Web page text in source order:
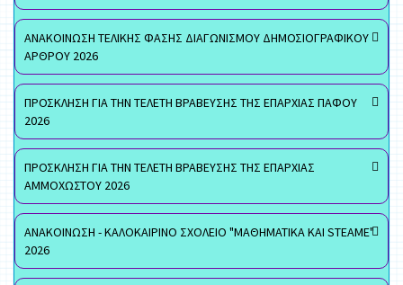
ΑΝΑΚΟΙΝΩΣΗ ΤΕΛΙΚΗΣ ΦΑΣΗΣ ΔΙΑΓΩΝΙΣΜΟΥ ΔΗΜΟΣΙΟΓΡΑΦΙΚΟΥ
ΑΡΘΡΟΥ 2026
ΠΡΟΣΚΛΗΣΗ ΓΙΑ ΤΗΝ ΤΕΛΕΤΗ ΒΡΑΒΕΥΣΗΣ ΤΗΣ ΕΠΑΡΧΙΑΣ ΠΑΦΟΥ
2026
ΠΡΟΣΚΛΗΣΗ ΓΙΑ ΤΗΝ ΤΕΛΕΤΗ ΒΡΑΒΕΥΣΗΣ ΤΗΣ ΕΠΑΡΧΙΑΣ
ΑΜΜΟΧΩΣΤΟΥ 2026
ΑΝΑΚΟΙΝΩΣΗ - ΚΑΛΟΚΑΙΡΙΝΟ ΣΧΟΛΕΙΟ "ΜΑΘΗΜΑΤΙΚΑ ΚΑΙ STEAME"
2026